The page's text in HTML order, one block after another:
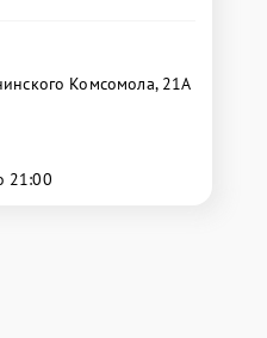
Комсомола, 21А
21:00